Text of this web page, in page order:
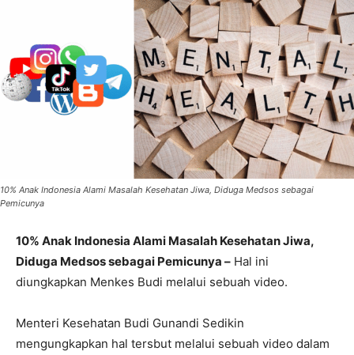
10% Anak Indonesia Alami Masalah Kesehatan Jiwa, Diduga Medsos sebagai
Pemicunya
10% Anak Indonesia Alami Masalah Kesehatan Jiwa,
Diduga Medsos sebagai Pemicunya – Hal ini
diungkapkan Menkes Budi melalui sebuah video.
Menteri Kesehatan Budi Gunandi Sedikin
mengungkapkan hal tersbut melalui sebuah video dalam